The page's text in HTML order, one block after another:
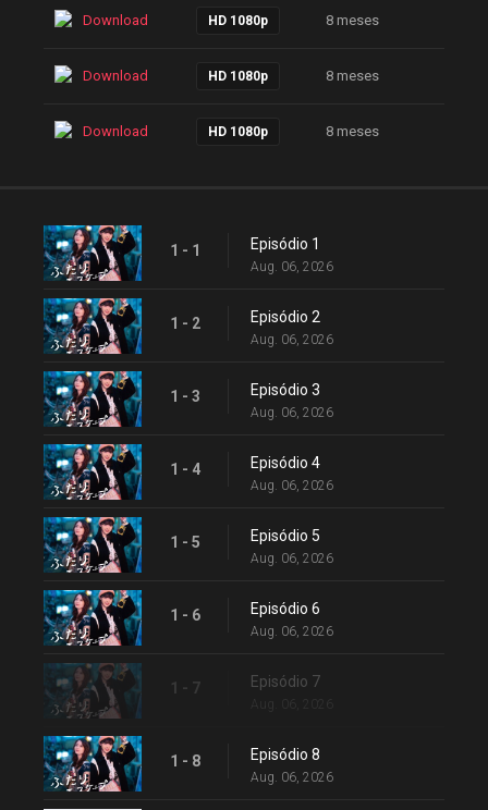
Download HD 1080p 8 meses
Download HD 1080p 8 meses
Download HD 1080p 8 meses
1 - 1 Episódio 1
Aug. 06, 2026
1 - 2 Episódio 2
Aug. 06, 2026
1 - 3 Episódio 3
Aug. 06, 2026
1 - 4 Episódio 4
Aug. 06, 2026
1 - 5 Episódio 5
Aug. 06, 2026
1 - 6 Episódio 6
Aug. 06, 2026
1 - 7 Episódio 7
1 - 8 Episódio 8
Aug. 06, 2026